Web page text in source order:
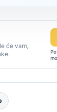
će vam,